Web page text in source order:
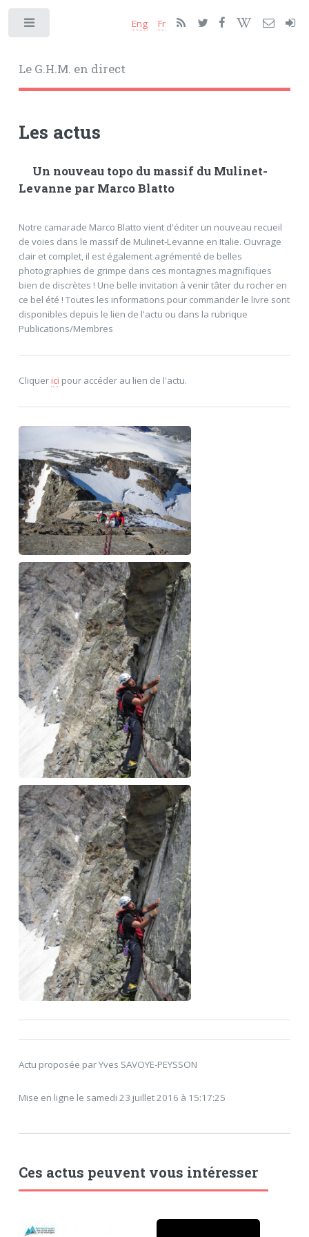
Le G.H.M. en direct
Eng Fr
Les actus
Un nouveau topo du massif du Mulinet-
Levanne par Marco Blatto
Notre camarade Marco Blatto vient d'éditer un nouveau recueil
de voies dans le massif de Mulinet-Levanne en Italie. Ouvrage
clair et complet, il est également agrémenté de belles
photographies de grimpe dans ces montagnes magnifiques
bien de discrètes ! Une belle invitation à venir tâter du rocher en
ce bel été ! Toutes les informations pour commander le livre sont
disponibles depuis le lien de l'actu ou dans la rubrique
Publications/Membres
Cliquerici pour accéder au lien de l'actu.
Actu proposée par Yves SAVOYE-PEYSSON
Mise en ligne le samedi 23 juillet 2016 à 15:17:25
Ces actus peuvent vous intéresser